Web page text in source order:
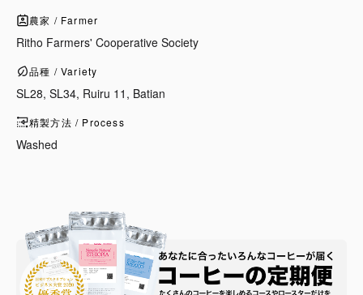
農家 / Farmer
Ritho Farmers' Cooperative Society
品種 / Variety
SL28, SL34, Ruiru 11, Batian
精製方法 / Process
Washed